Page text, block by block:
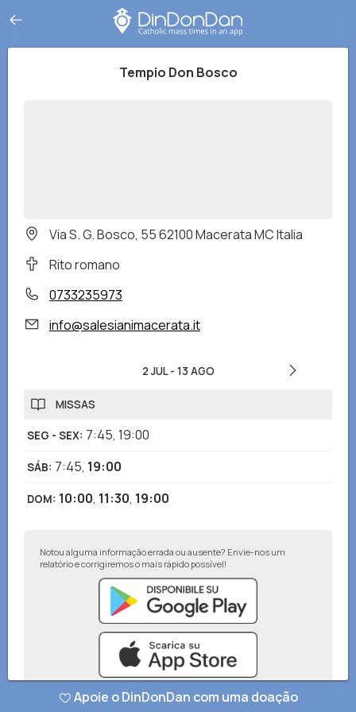
Tempio Don Bosco
Via S. G. Bosco, 55 62100 Macerata MC Italia
Rito romano
0733235973
info@salesianimacerata.it
2 JUL- 13 AGO
MISSAS
SEG - SEX: 7:45, 19:00
SÁB: 7:45, 19:00
DOM: 10:00, 11:30, 19:00
Notou alguma informação errada ou ausente? Envie-nos um
relatório e corrigiremos o mais rápido possível!
Apoie o DinDonDan com uma doação